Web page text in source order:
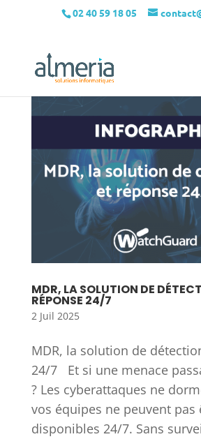
02 40 59 18 05
MDR, LA SOLUTION DE
RÉPONSE 24/7
2 Juil 2025
MDR, la solution de
24/7 Et si une menace
? Les cyberattaques ne
vos équipes ne peuvent pas
disponibles 24/7. Sans